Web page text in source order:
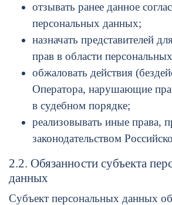
отзывать ранее данное
персональных данных;
назначать представителей
прав в области
обжаловать действия
Оператора, нарушающие
в судебном порядке;
реализовывать иные права,
законодательством
2.2. Обязанности субъекта
данных
Субъект персональных данных